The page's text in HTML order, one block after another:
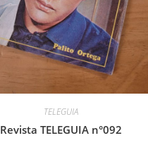
TELEGUIA
Revista TELEGUIA n°092